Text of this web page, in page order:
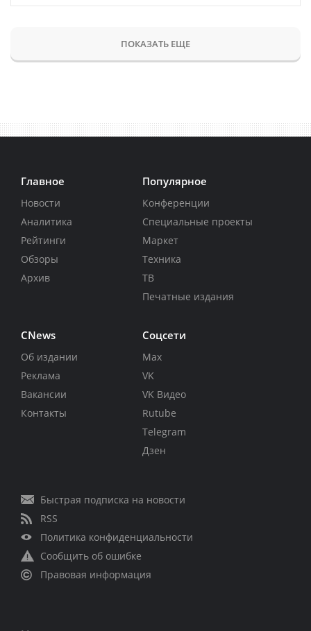
ПОКАЗАТЬ ЕЩЕ
Главное
Новости
Аналитика
Рейтинги
Обзоры
Архив
Популярное
Конференции
Специальные проекты
Маркет
Техника
ТВ
Печатные издания
CNews
Об издании
Реклама
Вакансии
Контакты
Соцсети
Max
VK
VK Видео
Rutube
Telegram
Дзен
Быстрая подписка на новости
RSS
Политика конфиденциальности
Сообщить об ошибке
Правовая информация